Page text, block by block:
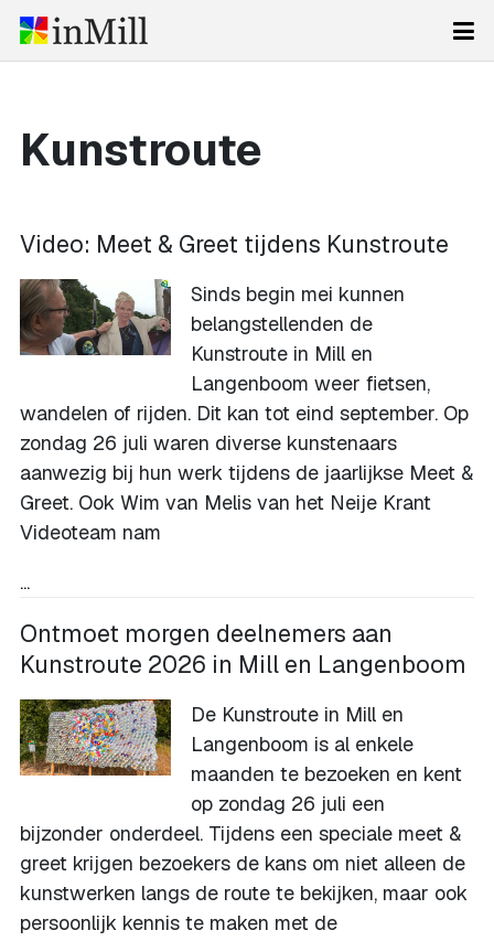
Kunstroute
Video: Meet & Greet tijdens Kunstroute
Sinds begin mei kunnen
belangstellenden de
Kunstroute in Mill en
Langenboom weer fietsen,
wandelen of rijden. Dit kan tot eind september. Op
zondag 26 juli waren diverse kunstenaars
aanwezig bij hun werk tijdens de jaarlijkse Meet &
Greet. Ook Wim van Melis van het Neije Krant
Videoteam nam
...
Ontmoet morgen deelnemers aan
Kunstroute 2026 in Mill en Langenboom
De Kunstroute in Mill en
Langenboom is al enkele
maanden te bezoeken en kent
op zondag 26 juli een
bijzonder onderdeel. Tijdens een speciale meet &
greet krijgen bezoekers de kans om niet alleen de
kunstwerken langs de route te bekijken, maar ook
persoonlijk kennis te maken met de